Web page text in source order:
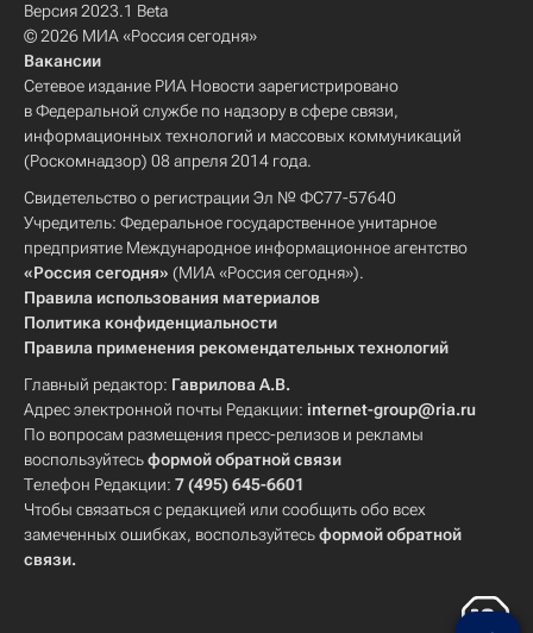
Версия 2023.1 Beta
© 2026 МИА «Россия сегодня»
Вакансии
Сетевое издание РИА Новости зарегистрировано
в Федеральной службе по надзору в сфере связи,
информационных технологий и массовых коммуникаций
(Роскомнадзор) 08 апреля 2014 года.
Свидетельство о регистрации Эл № ФС77-57640
Учредитель: Федеральное государственное унитарное
предприятие Международное информационное агентство
«Россия сегодня» (МИА «Россия сегодня»).
Правила использования материалов
Политика конфиденциальности
Правила применения рекомендательных технологий
Главный редактор: Гаврилова А.В.
Адрес электронной почты Редакции: internet-group@ria.ru
По вопросам размещения пресс-релизов и рекламы
воспользуйтесьформой обратной связи
Телефон Редакции: 7 (495) 645-6601
Чтобы связаться с редакцией или сообщить обо всех
замеченных ошибках, воспользуйтесьформой обратной
связи.